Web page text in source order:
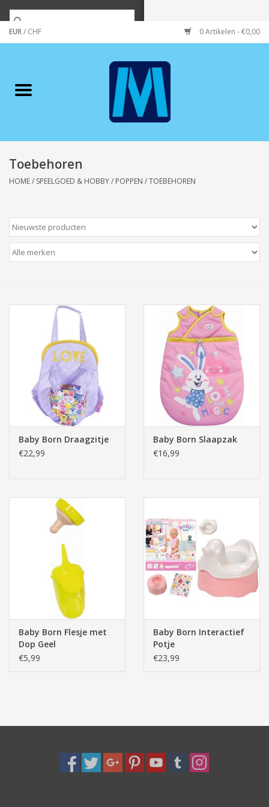
EUR/ CHF 0 Artikelen - €0,00
Merken
Wonen/koken/huishouden
Wenskaarten
Zeeuws/Streek
Baby & Peuter
Speelgoed & hobby
Contact/Locatie
Toebehoren
HOME/ SPEELGOED & HOBBY/ POPPEN /TOEBEHOREN
Baby Born Draagzitje
€22,99
Baby Born Slaapzak
€16,99
Baby Born Flesje met
Dop Geel
€5,99
Baby Born Interactief
Potje
€23,99